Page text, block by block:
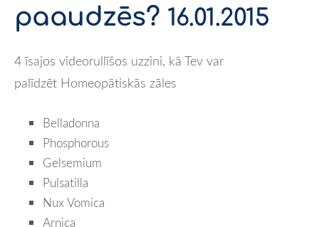
paaudzēs? 16.01.2015
4 īsajos videorullīšos uzzini, kā Tev var
palīdzēt Homeopātiskās zāles
Belladonna
Phosphorous
Gelsemium
Pulsatilla
Nux Vomica
Arnica